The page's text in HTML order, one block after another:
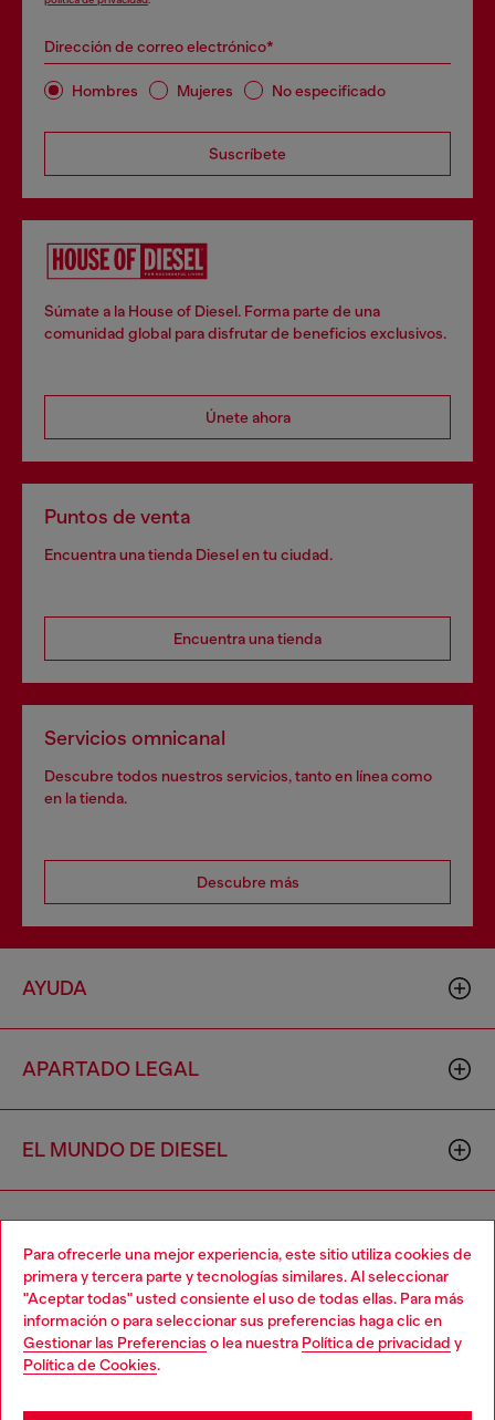
Para ofrecerle una mejor experiencia, este sitio utiliza cookies de
primera y tercera parte y tecnologías similares. Al seleccionar
"Aceptar todas" usted consiente el uso de todas ellas. Para más
información o para seleccionar sus preferencias haga clic en
Gestionar las Preferencias o lea nuestra Política de privacidad y
Política de Cookies.
Dirección de correo electrónico*
Hombres Mujeres No especificado
Suscríbete
Súmate a la House of Diesel. Forma parte de una
comunidad global para disfrutar de beneficios exclusivos.
Únete ahora
Puntos de venta
Encuentra una tienda Diesel en tu ciudad.
Encuentra una tienda
Servicios omnicanal
Descubre todos nuestros servicios, tanto en línea como
en la tienda.
Descubre más
AYUDA
APARTADO LEGAL
EL MUNDO DE DIESEL
Country: MX Language: ES
Choose your location
You are currently browsing México website, but it seems you
may be based in United States